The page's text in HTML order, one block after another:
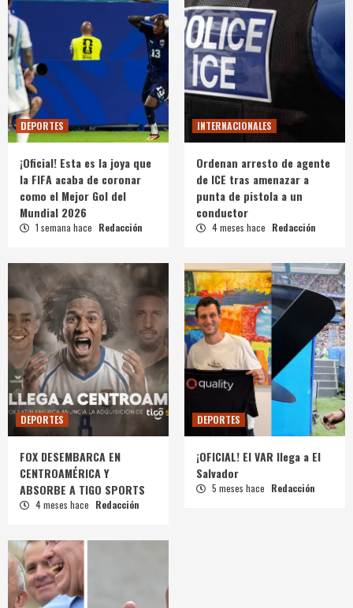
DEPORTES
¡Oficial! Esta es la joya que
la FIFA acaba de coronar
como el Mejor Gol del
Mundial 2026
1 semana hace Redacción
INTERNACIONALES
Ordenan arresto de agente
de ICE tras amenazar a
punta de pistola a un
conductor
4 meses hace Redacción
DEPORTES
FOX DESEMBARCA EN
CENTROAMÉRICA Y
ABSORBE A TIGO SPORTS
4 meses hace Redacción
DEPORTES
¡OFICIAL! El VAR llega a El
Salvador
5 meses hace Redacción